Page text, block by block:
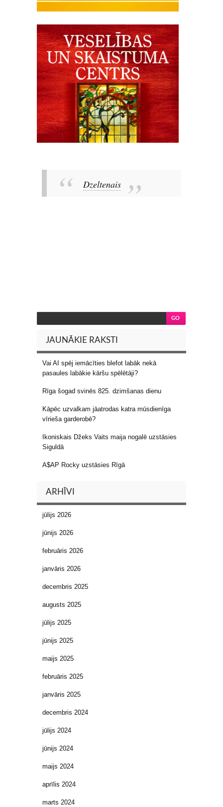
Dzeltenais
JAUNĀKIE RAKSTI
Vai AI spēj iemācīties blefot labāk nekā
pasaules labākie kāršu spēlētāji?
Rīga šogad svinēs 825. dzimšanas dienu
Kāpēc uzvalkam jāatrodas katra mūsdienīga
vīrieša garderobē?
Ikoniskais Džeks Vaits maija nogalē uzstāsies
Siguldā
A$AP Rocky uzstāsies Rīgā
ARHĪVI
jūlijs 2026
jūnijs 2026
februāris 2026
janvāris 2026
decembris 2025
augusts 2025
jūlijs 2025
jūnijs 2025
maijs 2025
februāris 2025
janvāris 2025
decembris 2024
jūlijs 2024
jūnijs 2024
maijs 2024
aprīlis 2024
marts 2024